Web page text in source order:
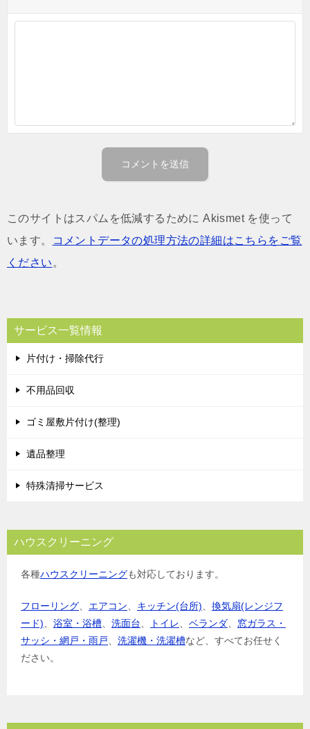
このサイトはスパムを低減するために Akismet を使って
います。
コメントデータの処理方法の詳細はこちらをご覧
ください 。
サービス一覧情報
片付け・掃除代行
不用品回収
ゴミ屋敷片付け(整理)
遺品整理
特殊清掃サービス
ハウスクリーニング
各種ハウスクリーニングも対応しております。
フローリング エアコン キッチン(台所)
換気扇(レンジフ
ード)
浴室・浴槽 洗面台 トイレ ベランダ
窓ガラス・
サッシ・網戸・雨戸
洗濯機・洗濯槽など、すべてお任せく
ださい。